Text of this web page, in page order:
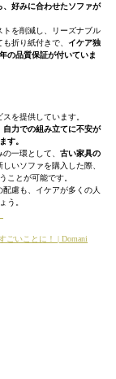
、好みに合わせたソファが
を削減し、リーズナブル
折り紙付きで、 イケア独
の品質保証が付いていま
を提供しています。
自力での組み立てに不安が
す。
一環として、 古い家具の
いソファを購入した際、
ことが可能です。
慮も、イケアが多くの人
う。
ごいことに！ | Domani